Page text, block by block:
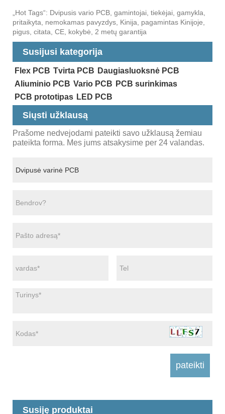
„Hot Tags“: Dvipusis vario PCB, gamintojai, tiekėjai, gamykla,
pritaikyta, nemokamas pavyzdys, Kinija, pagamintas Kinijoje,
pigus, citata, CE, kokybė, 2 metų garantija
Susijusi kategorija
Flex PCB Tvirta PCB Daugiasluoksnė PCB
Aliuminio PCB Vario PCB PCB surinkimas
PCB prototipas LED PCB
Siųsti užklausą
Prašome nedvejodami pateikti savo užklausą žemiau
pateikta forma. Mes jums atsakysime per 24 valandas.
Susiję produktai